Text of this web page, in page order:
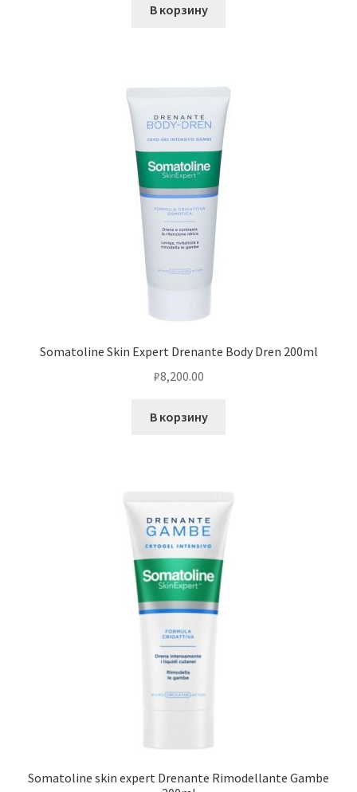
В корзину
Somatoline Skin Expert Drenante Body Dren 200ml
₽8,200.00
В корзину
Somatoline skin expert Drenante Rimodellante Gambe